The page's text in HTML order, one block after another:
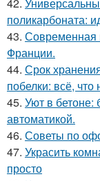
42.
поликарбоната:
43. Современная
Франции.
44. Срок
побелки: всё, что
45. Уют в бетоне:
автоматикой.
46. Советы по
47. Украсить
просто